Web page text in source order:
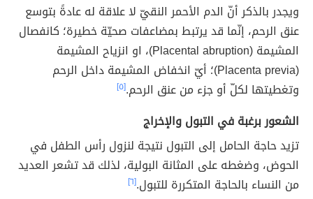
ويجدر بالذكر أنّ الدم الأحمر النقيّ لا علاقة له عادةً بتوسع
عنق الرحم، إنّما قد يرتبط بمضاعفات صحيّة خطيرة؛ كانفصال
المشيمة (Placental abruption)، او انزياح المشيمة
(Placenta previa)؛ أيّ انخفاض المشيمة داخل الرحم
وتغطيتها لكلّ أو جزء من عنق الرحم.[٥]
الشعور برغبة في التبول والإخراج
تزيد حاجة الحامل إلى التبول نتيجة لنزول رأس الطفل في
الحوض، وضغطه على المثانة البولية، لذلك قد تشعر العديد
من النساء بالحاجة المتكررة للتبول.[٦]